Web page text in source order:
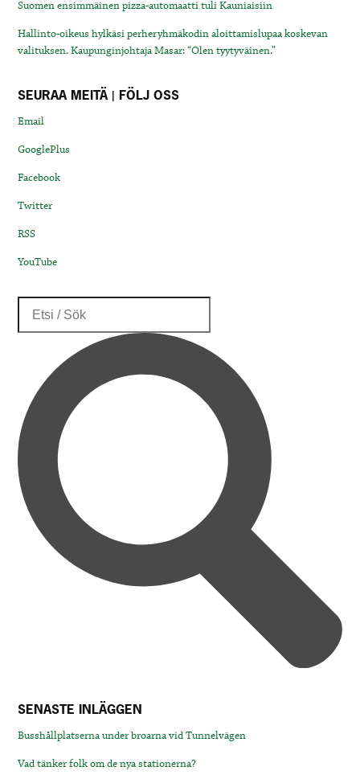
Suomen ensimmäinen pizza-automaatti tuli Kauniaisiin
Hallinto-oikeus hylkäsi perheryhmäkodin aloittamislupaa koskevan
valituksen. Kaupunginjohtaja Masar: “Olen tyytyväinen.”
SEURAA MEITÄ | FÖLJ OSS
Email
GooglePlus
Facebook
Twitter
RSS
YouTube
SENASTE INLÄGGEN
Busshållplatserna under broarna vid Tunnelvägen
Vad tänker folk om de nya stationerna?